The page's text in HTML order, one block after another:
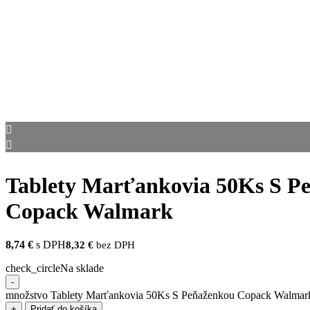
Tablety Marťankovia 50Ks S
Copack Walmark
8,74 € s DPH8,32 € bez DPH
check_circleNa sklade
-
množstvo Tablety Marťankovia 50Ks S Peňaženkou Copack